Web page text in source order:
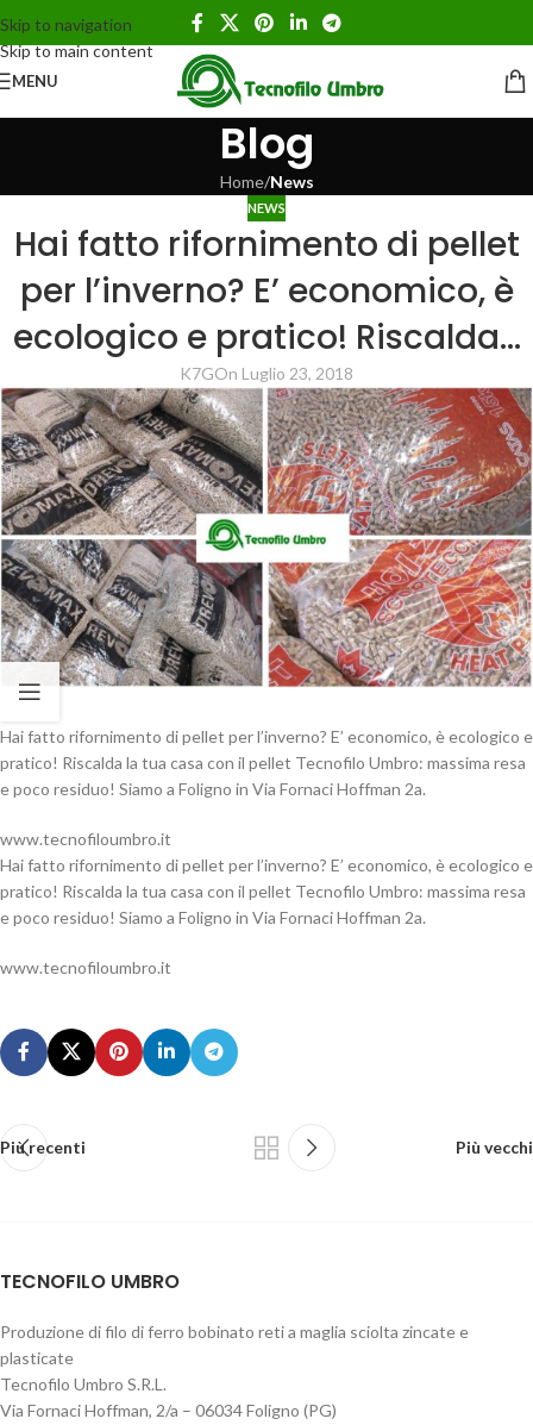
Skip to navigation
Skip to main content
MENU
Blog
Home/News
NEWS
Hai fatto rifornimento di pellet
per l’inverno? E’ economico, è
ecologico e pratico! Riscalda…
K7GOn Luglio 23, 2018
Hai fatto rifornimento di pellet per l’inverno? E’ economico, è ecologico e
pratico! Riscalda la tua casa con il pellet Tecnofilo Umbro: massima resa
e poco residuo! Siamo a Foligno in Via Fornaci Hoffman 2a.
www.tecnofiloumbro.it
Hai fatto rifornimento di pellet per l’inverno? E’ economico, è ecologico e
pratico! Riscalda la tua casa con il pellet Tecnofilo Umbro: massima resa
e poco residuo! Siamo a Foligno in Via Fornaci Hoffman 2a.
www.tecnofiloumbro.it
Più recenti Più vecchi
TECNOFILO UMBRO
Produzione di filo di ferro bobinato reti a maglia sciolta zincate e
plasticate
Tecnofilo Umbro S.R.L.
Via Fornaci Hoffman, 2/a – 06034 Foligno (PG)